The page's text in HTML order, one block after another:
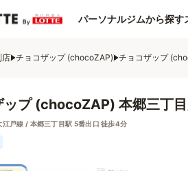
パーソナルジムから探す
店 チョコザップ (chocoZAP) チョコザップ
ップ (chocoZAP) 本郷三丁
江戸線 / 本郷三丁目駅 5番出口 徒歩4分